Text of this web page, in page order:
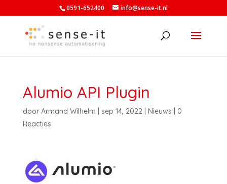
0591-652400 info@sense-it.nl
Alumio API Plugin
door Armand Wilhelm sep 14, 2022| Nieuws
0
Reacties